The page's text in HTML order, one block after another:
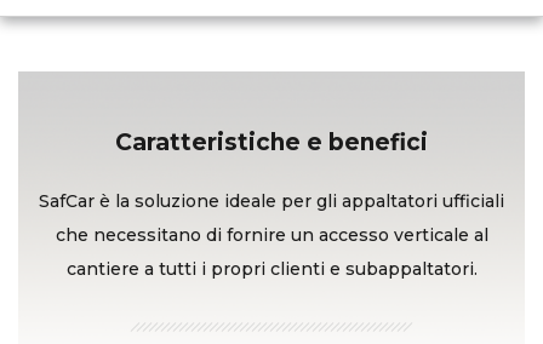
Caratteristiche e benefici
SafCar è la soluzione ideale per gli appaltatori ufficiali
che necessitano di fornire un accesso verticale al
cantiere a tutti i propri clienti e subappaltatori.